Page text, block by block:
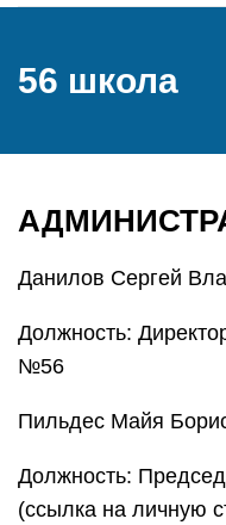
56 школа
Данилов Сергей
Должность:
№56
Пильдес Майя
Должность:
(ссылка на личную